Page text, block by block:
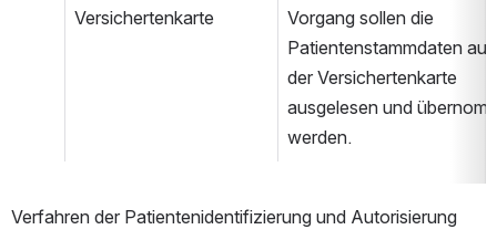
Versichertenkarte
Vorgang sollen die
Patientenstammdaten aus
der Versichertenkarte
ausgelesen und
werden.
Verfahren der Patientenidentifizierung und Autorisierung